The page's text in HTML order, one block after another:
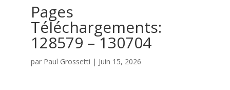
Pages
Téléchargements:
128579 – 130704
par Paul Grossetti | Juin 15, 2026